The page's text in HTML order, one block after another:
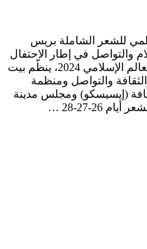
للشعر الشاملة بريس
والتواصل في إطار الاحتفال
بمدينة مراكش عاصمة للثقافة في العالم الإسلامي 2024، ينظّم بيت
والتواصل ومنظمة
(إيسيسكو) ومجلس مدينة
27-28 …